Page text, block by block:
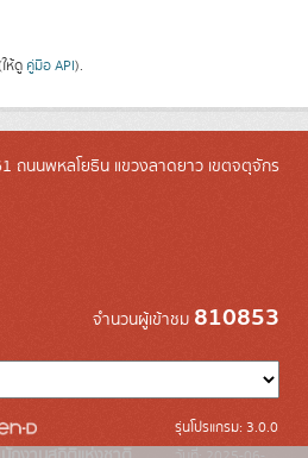
ห้ดู คู่มือ API).
นนพหลโยธิน แขวงลาดยาว เขตจตุจักร
จำนวนผู้เข้าชม 810853
รุ่นโปรแกรม: 3.0.0